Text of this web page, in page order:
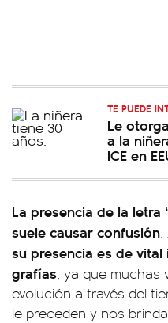
TE PUEDE
Le
a la
ICE en
La presencia de la letra
suele causar confusión.
su presencia es de
grafías, ya que muchas
evolución a través del
le preceden y nos